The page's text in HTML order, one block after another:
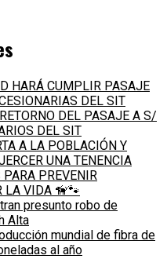
HARÁ CUMPLIR PASAJE
DEL SIT
DEL PASAJE A S/
DEL SIT
A LA POBLACIÓN Y
UNA TENENCIA
PARA PREVENIR
LA VIDA 🦮🐾
presunto robo de
Alta
mundial de fibra de
al año